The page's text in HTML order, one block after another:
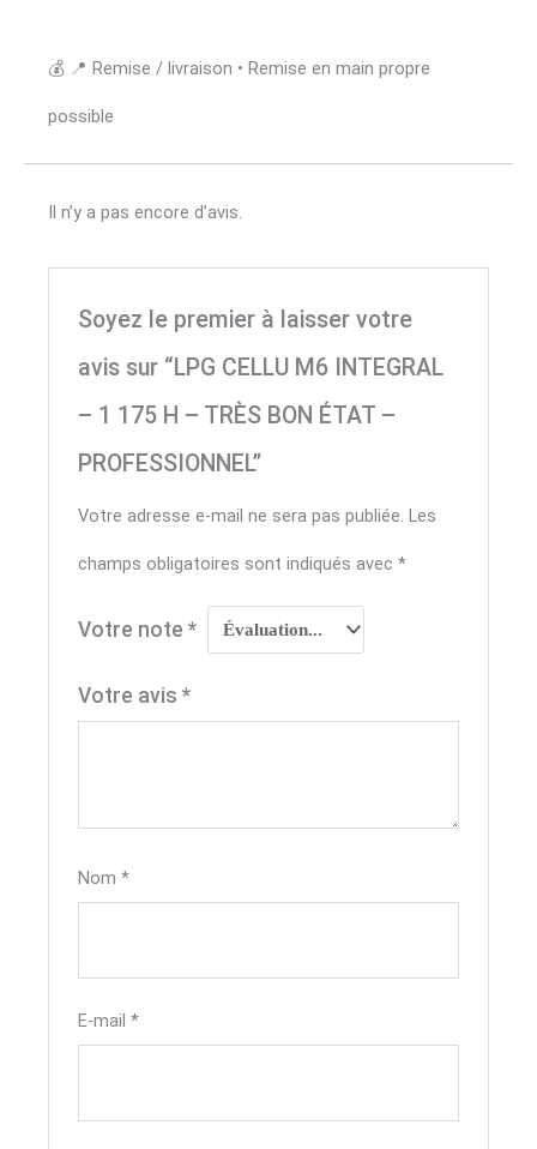
💰 📍 Remise / livraison • Remise en main propre
possible
Il n’y a pas encore d’avis.
Soyez le premier à laisser votre
avis sur “LPG CELLU M6 INTEGRAL
– 1 175 H – TRÈS BON ÉTAT –
PROFESSIONNEL”
Votre adresse e-mail ne sera pas publiée. Les
champs obligatoires sont indiqués avec*
Votre note*
Votre avis*
Nom*
E-mail*